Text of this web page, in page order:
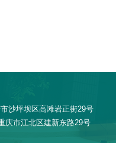
沙坪坝区高滩岩正街29号
庆市江北区建新东路29号